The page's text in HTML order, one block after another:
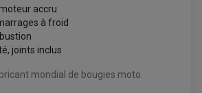
accru
à froid
joints inclus
mondial de bougies moto.